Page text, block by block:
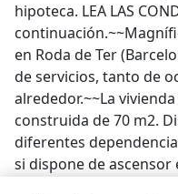
hipoteca. LEA LAS
en Roda de Ter
de servicios, tanto de
alrededor.~~La
construida de 70 m2.
diferentes
si dispone de ascensor